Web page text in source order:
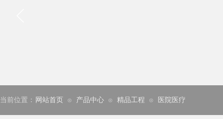
当前位置： 网站首页 ⊙ 产品中心 ⊙ 精品工程 ⊙ 医院医疗